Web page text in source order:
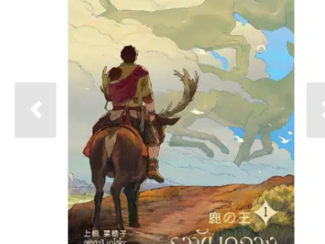
Previous slide